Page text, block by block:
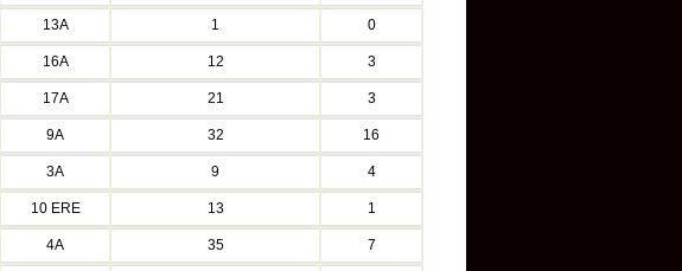
13A 1 0
16A 12 3
17A 21 3
9A 32 16
3A 9 4
10 ERE 13 1
4A 35 7